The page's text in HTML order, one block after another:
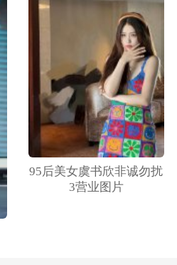
95后美女虞书欣非诚勿扰
3营业图片